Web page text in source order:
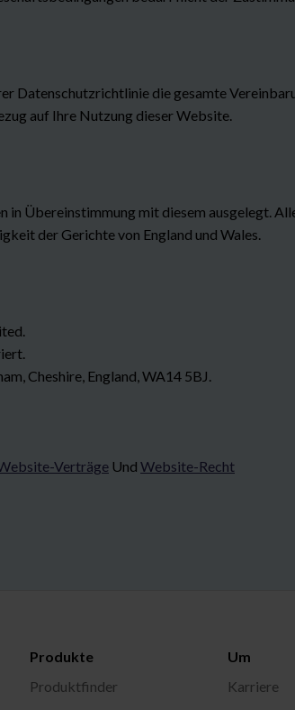
Datenschutzrichtlinie die gesamte
auf Ihre Nutzung dieser Website.
in Übereinstimmung mit diesem ausgelegt.
der Gerichte von England und Wales.
Cheshire, England, WA14 5BJ.
Verträge Und Website-Recht
Produkte
Produktfinder
Um
Karriere